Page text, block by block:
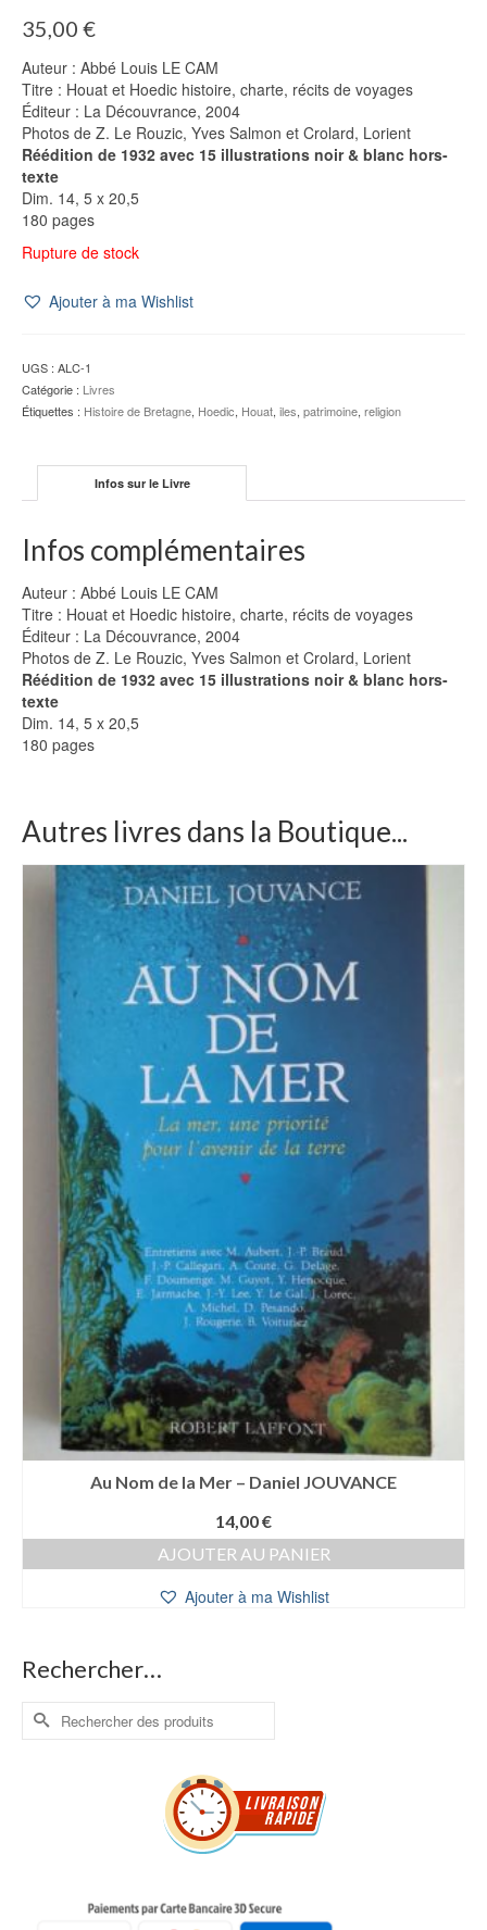
35,00 €
Auteur : Abbé Louis LE CAM
Titre : Houat et Hoedic histoire, charte, récits de voyages
Éditeur : La Découvrance, 2004
Photos de Z. Le Rouzic, Yves Salmon et Crolard, Lorient
Réédition de 1932 avec 15 illustrations noir & blanc hors-
texte
Dim. 14, 5 x 20,5
180 pages
Rupture de stock
Ajouter à ma Wishlist
UGS : ALC-1
Catégorie : Livres
Étiquettes : Histoire de Bretagne, Hoedic, Houat, iles, patrimoine, religion
Infos sur le Livre
Infos complémentaires
Auteur : Abbé Louis LE CAM
Titre : Houat et Hoedic histoire, charte, récits de voyages
Éditeur : La Découvrance, 2004
Photos de Z. Le Rouzic, Yves Salmon et Crolard, Lorient
Réédition de 1932 avec 15 illustrations noir & blanc hors-
texte
Dim. 14, 5 x 20,5
180 pages
Autres livres dans la Boutique...
Au Nom de la Mer – Daniel JOUVANCE
14,00€
AJOUTER AU PANIER
Ajouter à ma Wishlist
Rechercher…
Rechercher :